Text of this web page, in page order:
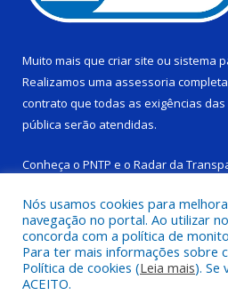
Muito mais que criar site ou sistema
Realizamos uma assessoria
contrato que todas as exigências das
pública serão atendidas.
Conheça o PNTP e o Radar da
Todos os direitos reservados a
Pedras.
Nós usamos cookies para
navegação no portal. Ao utilizar
concorda com a política de
Para ter mais informações sobre
Política de cookies (Leia mais). Se
ACEITO.